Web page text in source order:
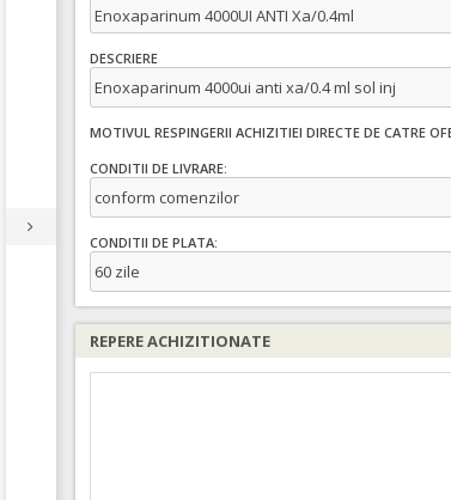
Enoxaparinum 4000UI ANTI Xa/0.4ml
DESCRIERE
Enoxaparinum 4000ui anti xa/0.4 ml sol inj
MOTIVUL RESPINGERII ACHIZITIEI DIRECTE DE CATRE
CONDITII DE LIVRARE:
conform comenzilor
CONDITII DE PLATA:
60 zile
REPERE ACHIZITIONATE